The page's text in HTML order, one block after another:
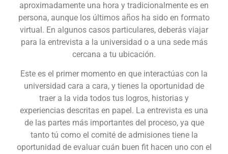
aproximadamente una hora y tradicionalmente es en
persona, aunque los últimos años ha sido en formato
virtual. En algunos casos particulares, deberás viajar
para la entrevista a la universidad o a una sede más
cercana a tu ubicación.
Este es el primer momento en que interactúas con la
universidad cara a cara, y tienes la oportunidad de
traer a la vida todos tus logros, historias y
experiencias descritas en papel. La entrevista es una
de las partes más importantes del proceso, ya que
tanto tú como el comité de admisiones tiene la
oportunidad de evaluar cuán buen fit hacen uno con el